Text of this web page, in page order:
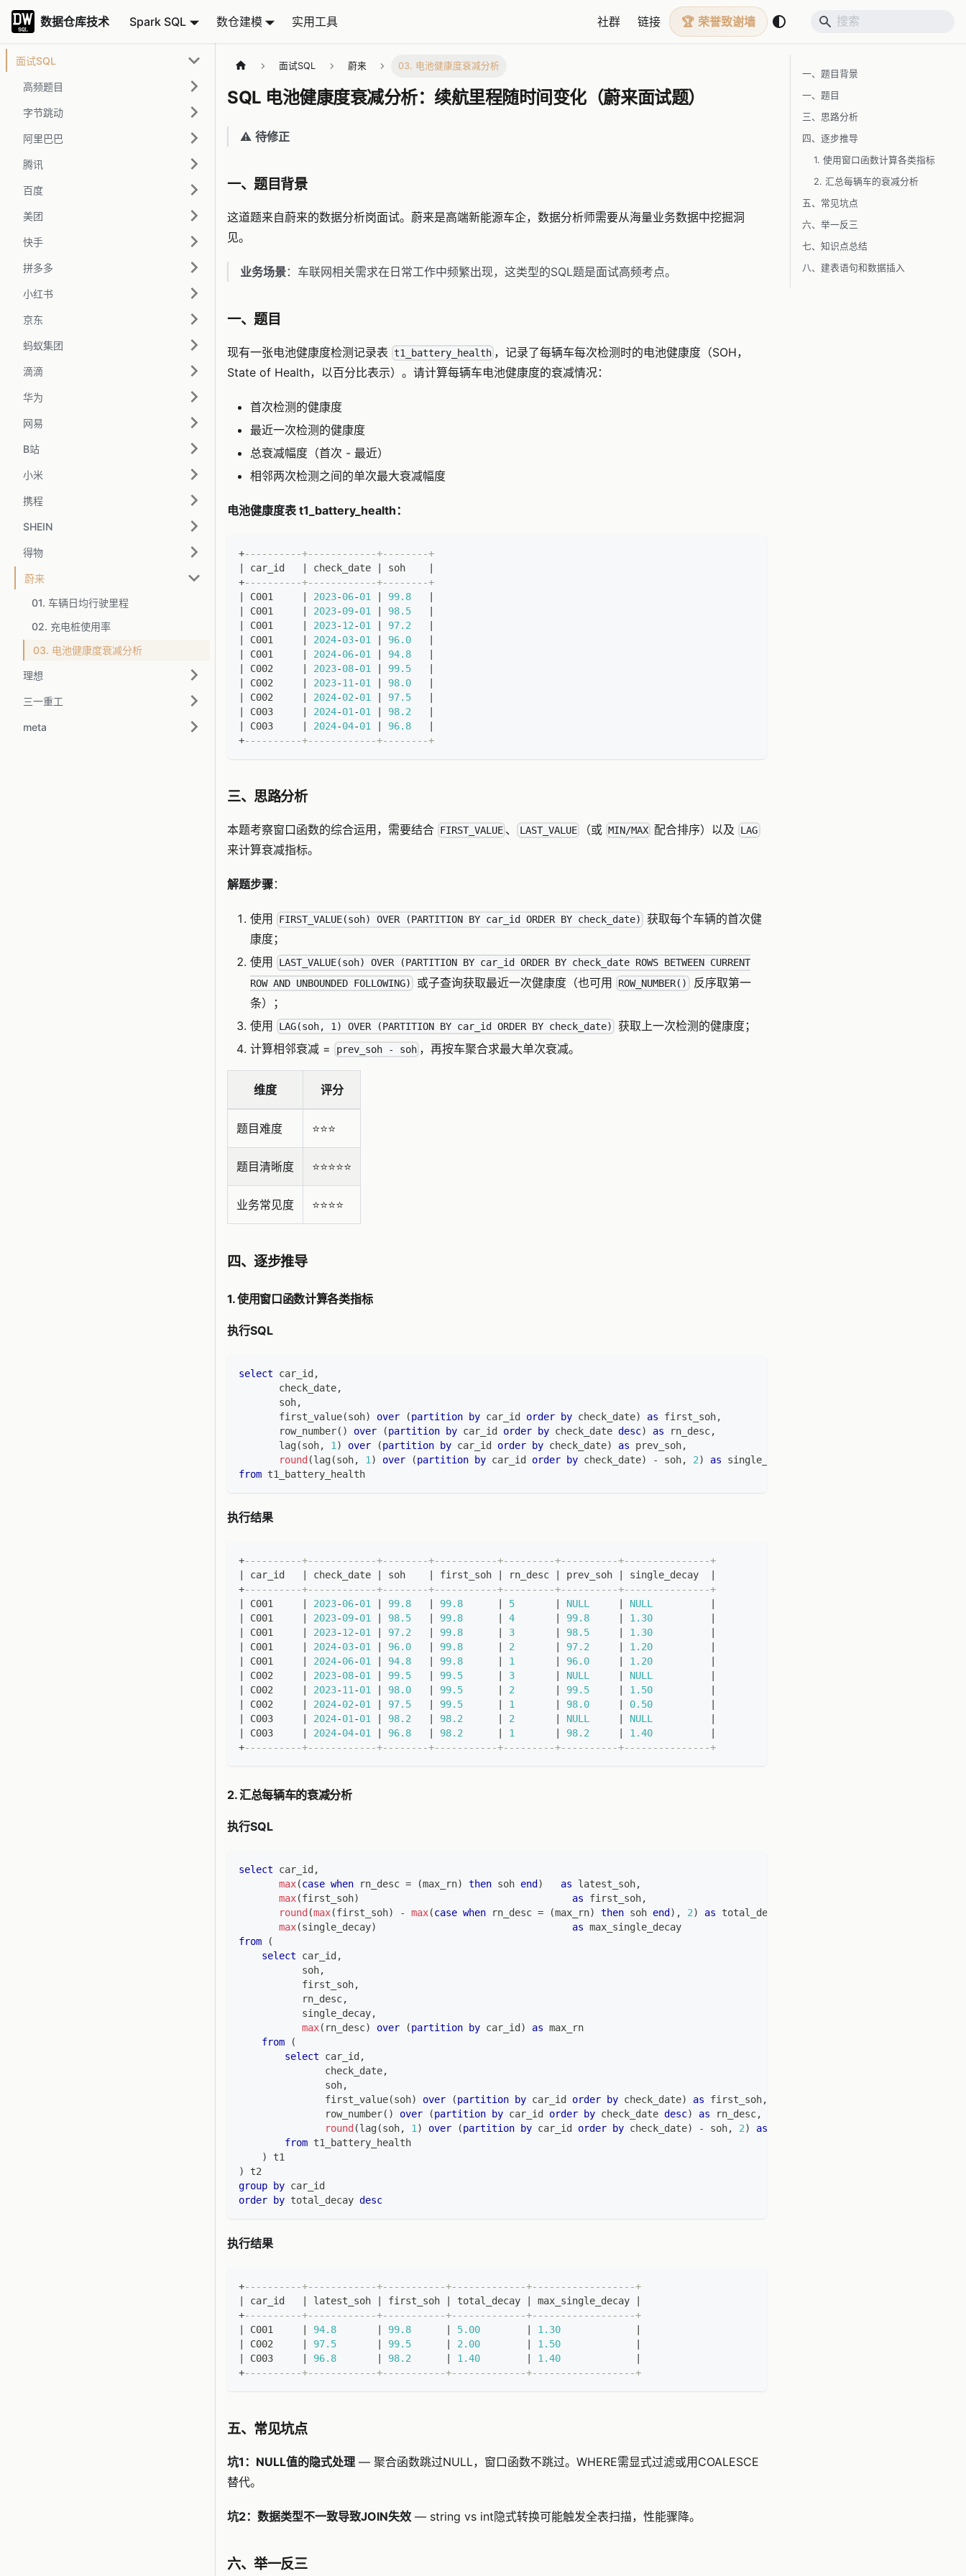
数据仓库技术 Spark SQL 数仓建模 实用工具 社群 链接 荣誉致谢墙
数据仓库技术
面试SQL
高频题目
字节跳动
阿里巴巴
腾讯
百度
美团
快手
拼多多
小红书
京东
蚂蚁集团
滴滴
华为
网易
B站
小米
携程
SHEIN
得物
蔚来
01. 车辆日均行驶里程
02. 充电桩使用率
03. 电池健康度衰减分析
理想
三一重工
meta
面试SQL 蔚来 03. 电池健康度衰减分析
SQL 电池健康度衰减分析：续航里程随时间变化（蔚来面试题）
⚠️ 待修正
一、题目背景
这道题来自蔚来的数据分析岗面试。蔚来是高端新能源车企，数据分析师需要从海量业务数据中挖掘洞
见。
业务场景：车联网相关需求在日常工作中频繁出现，这类型的SQL题是面试高频考点。
一、题目
现有一张电池健康度检测记录表 t1_battery_health ，记录了每辆车每次检测时的电池健康度（SOH，
State of Health，以百分比表示）。请计算每辆车电池健康度的衰减情况：
首次检测的健康度
最近一次检测的健康度
总衰减幅度（首次 - 最近）
相邻两次检测之间的单次最大衰减幅度
电池健康度表 t1_battery_health：
+----------+------------+--------+
car_id check_date soh
+----------+------------+--------+
C001 2023-06-01 99.8
C001 2023-09-01 98.5
C001 2023-12-01 97.2
C001 2024-03-01 96.0
C001 2024-06-01 94.8
C002 2023-08-01 99.5
C002 2023-11 -01 98.0
C002 2024-02-01 97.5
C003 2024-01 -01 98.2
C003 2024-04-01 96.8
+----------+------------+--------+
三、思路分析
本题考察窗口函数的综合运用，需要结合 FIRST_VALUE 、 LAST_VALUE （或 MIN/MAX 配合排序）以及 LAG
来计算衰减指标。
解题步骤：
使用 FIRST_VALUE(soh) OVER (PARTITION BY car_id ORDER BY check_date)
获取每个车辆的首次健
康度；
使用
LAST_VALUE(soh) OVER (PARTITION BY car_id ORDER BY check_date ROWS BETWEEN CURRENT
ROW AND UNBOUNDED FOLLOWING)
或子查询获取最近一次健康度（也可用 ROW_NUMBER() 反序取第一
条）；
使用
LAG(soh, 1) OVER (PARTITION BY car_id ORDER BY check_date)
获取上一次检测的健康度；
计算相邻衰减 =
prev_soh - soh ，再按车聚合求最大单次衰减。
维度 评分
题目难度 ⭐️⭐️⭐️
题目清晰度 ⭐️⭐️⭐️⭐️⭐️
业务常见度 ⭐️⭐️⭐️⭐️
四、逐步推导
1. 使用窗口函数计算各类指标
执行SQL
select car_id ,
       check_date
,
       soh
,
       first_value
(soh) over (partition by car_id order by check_date) as first_soh,
       row_number
( ) over (partition by car_id order by check_date desc) as rn_desc,
       lag
(soh, 1 ) over (partition by car_id order by check_date) as prev_soh,
round (lag(soh, 1 ) over (partition by car_id order by check_date) - soh, 2) as single_decay
from t1_battery_health
执行结果
+----------+------------+--------+-----------+---------+----------+---------------+
car_id check_date soh first_soh rn_desc prev_soh single_decay
+----------+------------+--------+-----------+---------+----------+---------------+
C001 2023-06-01 99.8 99.8 5 NULL NULL
C001 2023-09-01 98.5 99.8 4 99.8 1.30
C001 2023-12-01 97.2 99.8 3 98.5 1.30
C001 2024-03-01 96.0 99.8 2 97.2 1.20
C001 2024-06-01 94.8 99.8 1 96.0 1.20
C002 2023-08-01 99.5 99.5 3 NULL NULL
C002 2023-11 -01 98.0 99.5 2 99.5 1.50
C002 2024-02-01 97.5 99.5 1 98.0 0.50
C003 2024-01 -01 98.2 98.2 2 NULL NULL
C003 2024-04-01 96.8 98.2 1 98.2 1.40
+----------+------------+--------+-----------+---------+----------+---------------+
2. 汇总每辆车的衰减分析
执行SQL
select car_id ,
max(case when rn_desc = (max_rn) then soh end ) as latest_soh,
max(first_soh) as first_soh,
round (max(first_soh) - max(case when rn_desc = (max_rn) then soh end ) , 2) as total_decay
max(single_decay) as max_single_decay
from
(
select car_id ,
           soh
,
           first_soh
,
           rn_desc
,
           single_decay
,
max( rn_desc) over (partition by car_id ) as max_rn
from
(
select car_id ,
               check_date
,
               soh
,
               first_value
(soh) over (partition by car_id order by check_date) as first_soh,
               row_number
( ) over (partition by car_id order by check_date desc) as rn_desc,
round (lag(soh, 1 ) over (partition by car_id order by check_date) - soh, 2) as
from t1_battery_health
)
t1
)
t2
group
by car_id
order
by total_decay desc
执行结果
+----------+------------+-----------+-------------+------------------+
car_id latest_soh first_soh total_decay max_single_decay
+----------+------------+-----------+-------------+------------------+
C001 94.8 99.8 5.00 1.30
C002 97.5 99.5 2.00 1.50
C003 96.8 98.2 1.40 1.40
+----------+------------+-----------+-------------+------------------+
五、常见坑点
坑1：NULL值的隐式处理 — 聚合函数跳过NULL，窗口函数不跳过。WHERE需显式过滤或用COALESCE
替代。
坑2：数据类型不一致导致JOIN失效 — string vs int隐式转换可能触发全表扫描，性能骤降。
六、举一反三
一、题目背景
一、题目
三、思路分析
四、逐步推导
1. 使用窗口函数计算各类指标
2. 汇总每辆车的衰减分析
五、常见坑点
六、举一反三
七、知识点总结
八、建表语句和数据插入